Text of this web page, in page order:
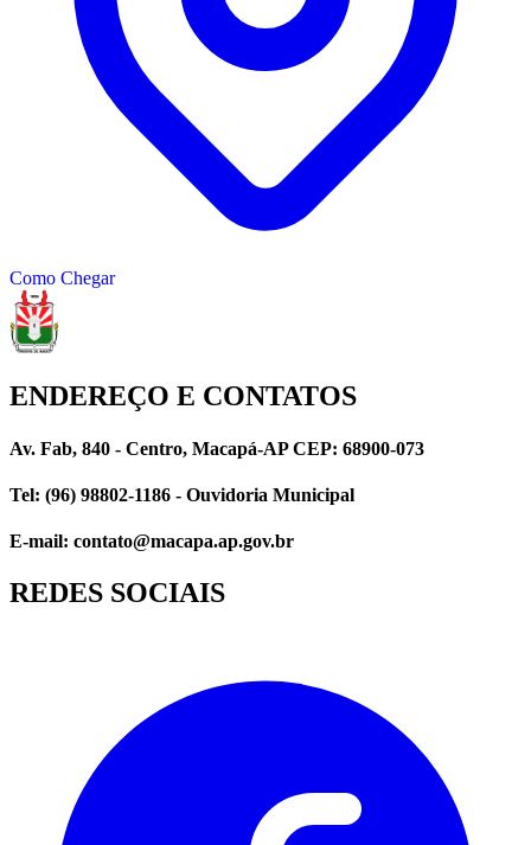
Como Chegar
ENDEREÇO E CONTATOS
Av. Fab, 840 - Centro, Macapá-AP CEP: 68900-073
Tel: (96) 98802-1186 - Ouvidoria Municipal
E-mail: contato@macapa.ap.gov.br
REDES SOCIAIS